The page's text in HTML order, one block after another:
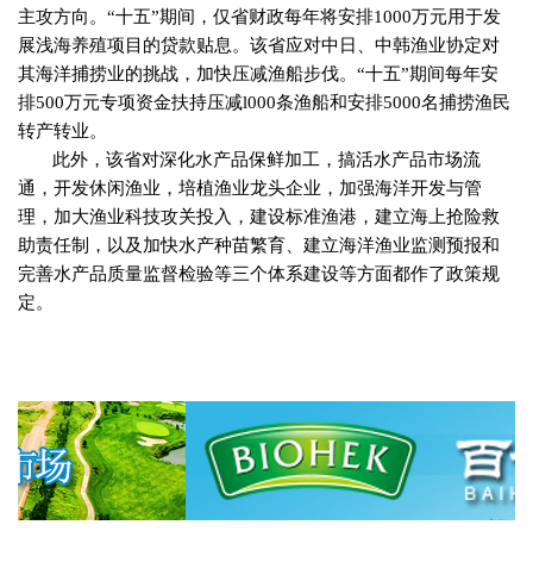
主攻方向。“十五”期间，仅省财政每年将安排1000万元用于发
展浅海养殖项目的贷款贴息。该省应对中日、中韩渔业协定对
其海洋捕捞业的挑战，加快压减渔船步伐。“十五”期间每年安
排500万元专项资金扶持压减l000条渔船和安排5000名捕捞渔民
转产转业。
此外，该省对深化水产品保鲜加工，搞活水产品市场流
通，开发休闲渔业，培植渔业龙头企业，加强海洋开发与管
理，加大渔业科技攻关投入，建设标准渔港，建立海上抢险救
助责任制，以及加快水产种苗繁育、建立海洋渔业监测预报和
完善水产品质量监督检验等三个体系建设等方面都作了政策规
定。